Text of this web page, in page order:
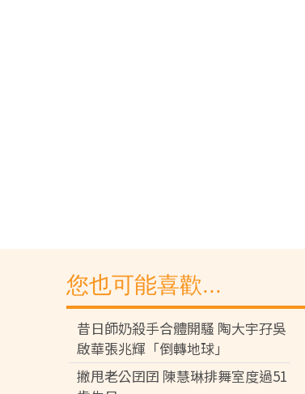
您也可能喜歡...
昔日師奶殺手合體開騷 陶大宇孖吳
啟華張兆輝「倒轉地球」
撇甩老公囝囝 陳慧琳排舞室度過51